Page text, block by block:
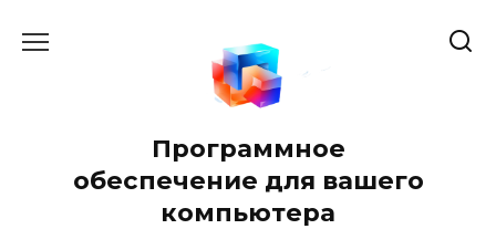
Программное
обеспечение для вашего
компьютера